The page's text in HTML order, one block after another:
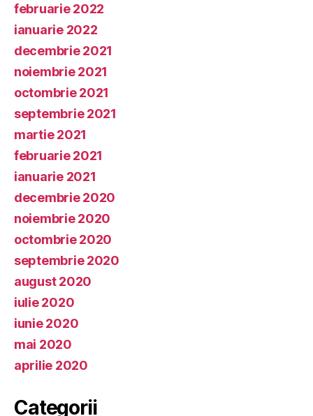
februarie 2022
ianuarie 2022
decembrie 2021
noiembrie 2021
octombrie 2021
septembrie 2021
martie 2021
februarie 2021
ianuarie 2021
decembrie 2020
noiembrie 2020
octombrie 2020
septembrie 2020
august 2020
iulie 2020
iunie 2020
mai 2020
aprilie 2020
Categorii